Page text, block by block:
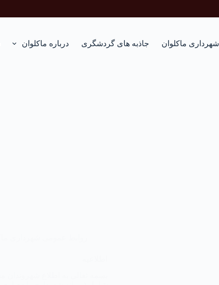
شهرداری ماکلوان جاذبه های گردشگری درباره ماکلوان